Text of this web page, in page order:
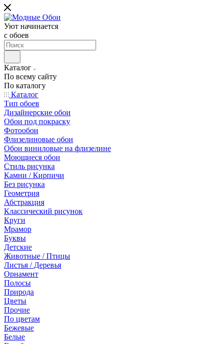
Уют начинается
c обоев
Каталог
По всему сайту
По каталогу
Каталог
Тип обоев
Дизайнерские обои
Обои под покраску
Фотообои
Флизелиновые обои
Обои виниловые на флизелине
Моющиеся обои
Стиль рисунка
Камни / Кирпичи
Без рисунка
Геометрия
Абстракция
Классический рисунок
Круги
Мрамор
Буквы
Детские
Животные / Птицы
Листья / Деревья
Орнамент
Полосы
Природа
Цветы
Прочие
По цветам
Бежевые
Белые